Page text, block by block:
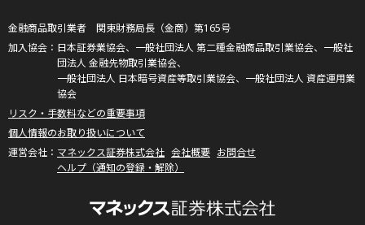
金融商品取引業者 関東財務局長（金商）第165号
日本証券業協会、一般社団法人 第二種金融商品取引業協会、一般社
団法人 金融先物取引業協会、
一般社団法人 日本暗号資産等取引業協会、一般社団法人 資産運用業
協会
リスク・手数料などの重要事項
個人情報のお取り扱いについて
マネックス証券株式会社 会社概要 お問合せ
ヘルプ（通知の登録・解除）